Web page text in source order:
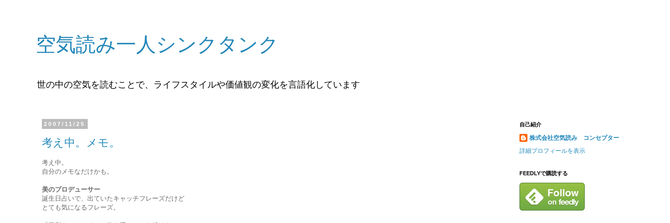
空気読み一人シンクタンク
世の中の空気を読むことで、ライフスタイルや価値観の変化を言語化しています
2007/11/25
考え中。メモ。
考え中。
自分のメモなだけかも。
美のプロデューサー
誕生日占いで、出ていたキャッチフレーズだけど
とても気になるフレーズ。
自己紹介
株式会社空気読み コンセプター
詳細プロフィールを表示
FEEDLYで購読する